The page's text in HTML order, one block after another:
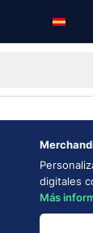
digitales
Más